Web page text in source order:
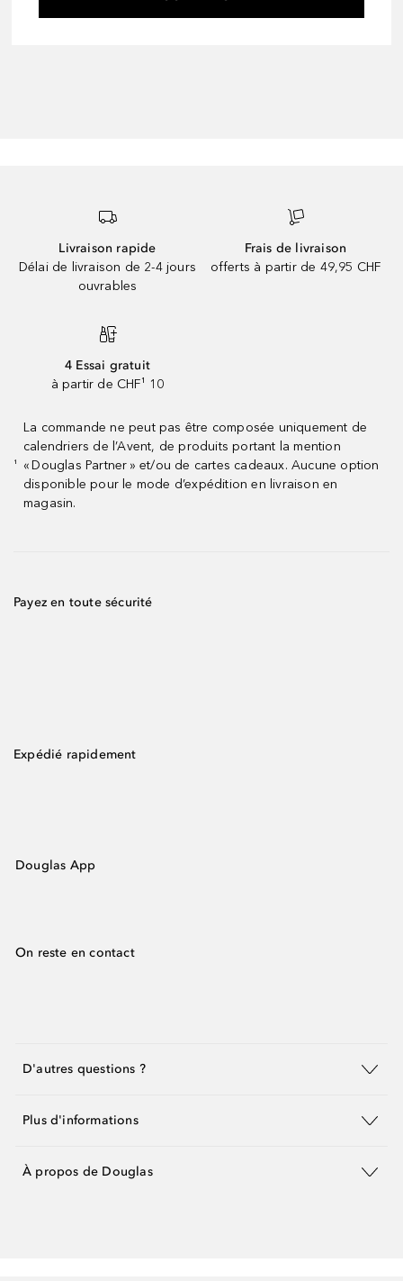
Livraison rapide
Délai de livraison de 2-4 jours
ouvrables
Frais de livraison
offerts à partir de 49,95 CHF
4 Essai gratuit
à partir de CHF¹ 10
¹
La commande ne peut pas être composée uniquement de
calendriers de l’Avent, de produits portant la mention
« Douglas Partner » et/ou de cartes cadeaux. Aucune option
disponible pour le mode d’expédition en livraison en
magasin.
Payez en toute sécurité
Expédié rapidement
Douglas App
On reste en contact
D'autres questions ?
Plus d'informations
À propos de Douglas